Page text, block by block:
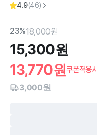
4.9(46)
23%18,000원
15,300원
13,770원쿠폰적용시
3,000원